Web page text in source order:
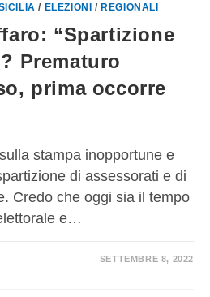
/ ELEZIONI / REGIONALI
“Spartizione
Prematuro
prima occorre
stampa inopportune e
di assessorati e di
Credo che oggi sia il tempo
e…
SETTEMBRE 8, 2022